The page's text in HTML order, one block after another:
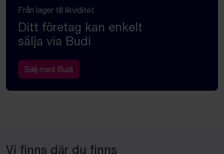
Från lager till likviditet
Ditt företag kan enkelt
sälja via Budi
Sälj med Budi
Vi finns där du finns